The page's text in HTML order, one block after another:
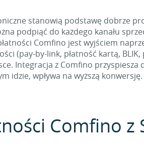
stanowią podstawę dobrze
podpiąć do każdego kanału
Comfino jest wyjściem
(pay-by-link, płatność kartą,
Integracja z Comfino przyspiesza
idzie, wpływa na wyższą konwersję.
Comfino z